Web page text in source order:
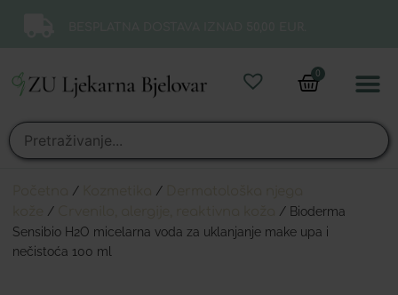
0
/ /
/
/ Bioderma
Sensibio H2O micelarna voda za uklanjanje make upa i
nečistoća 100 ml